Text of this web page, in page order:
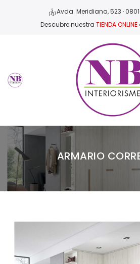
Avda. Meridiana, 523 ·
Descubre nuestra TIENDA ONLINE
ARMARIO